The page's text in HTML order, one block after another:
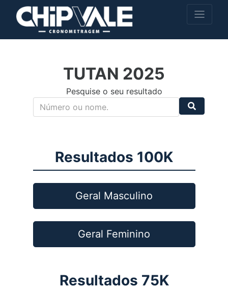
TUTAN 2025
Pesquise o seu resultado
Resultados 100K
Geral Masculino
Geral Feminino
Resultados 75K